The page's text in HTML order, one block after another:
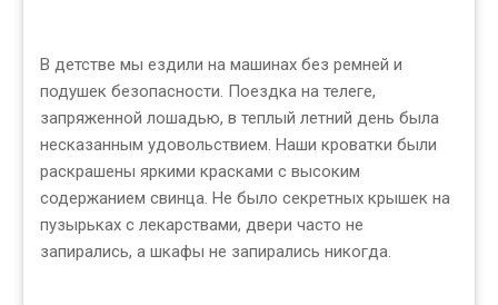
В детстве мы ездили на машинах без ремней и
подушек безопасности. Поездка на телеге,
запряженной лошадью, в теплый летний день была
несказанным удовольствием. Наши кроватки были
раскрашены яркими красками с высоким
содержанием свинца. Не было секретных крышек на
пузырьках с лекарствами, двери часто не
запирались, а шкафы не запирались никогда.